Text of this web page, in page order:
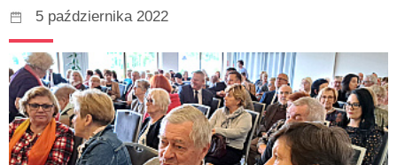
5 października 2022